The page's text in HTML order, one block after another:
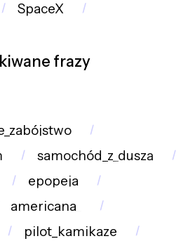
SpaceX
frazy
samochód_z_duszą
epopeja
americana_
pilot_kamikaze